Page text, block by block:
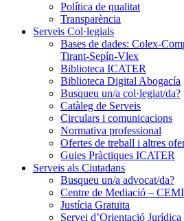
Política de qualitat
Transparència
Serveis Col·legials
Bases de dades: Colex-
Tirant-Sepín-Vlex
Biblioteca ICATER
Biblioteca Digital Abogacía
Busqueu un/a col·legiat/da?
Catàleg de Serveis
Circulars i comunicacions
Normativa professional
Ofertes de treball i altres
Guies Pràctiques ICATER
Serveis als Ciutadans
Busqueu un/a advocat/da?
Centre de Mediació –
Justícia Gratuïta
Servei d’Orientació Jurídica